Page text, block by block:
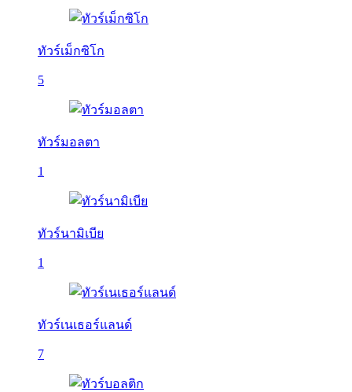
ทัวร์เม็กซิโก
5
ทัวร์มอลตา
1
ทัวร์นามิเบีย
1
ทัวร์เนเธอร์แลนด์
7